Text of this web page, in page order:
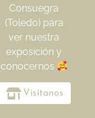
Consuegra
(Toledo) para
ver nuestra
exposición y
conocernos
Visítanos